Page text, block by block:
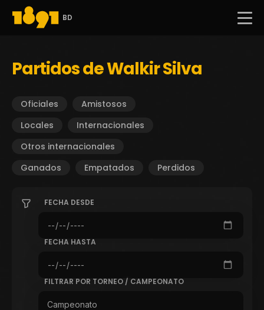
BD
Partidos de Walkir Silva
Oficiales
Amistosos
Locales
Internacionales
Otros internacionales
Ganados
Empatados Perdidos
FECHA DESDE
FECHA HASTA
FILTRAR POR TORNEO / CAMPEONATO